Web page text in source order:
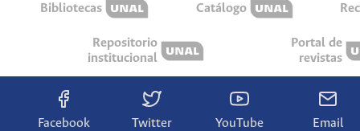
Bibliotecas Catálogo
Repositorio
institucional
Portal de
revistas
Facebook Twitter YouTube Email